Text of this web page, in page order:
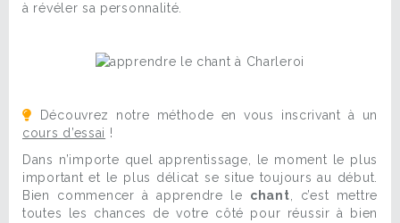
à révéler sa personnalité.
Découvrez notre méthode en vous inscrivant à un
cours d’essai !
Dans n’importe quel apprentissage, le moment le plus
important et le plus délicat se situe toujours au début.
Bien commencer à apprendre le chant , c’est mettre
toutes les chances de votre côté pour réussir à bien